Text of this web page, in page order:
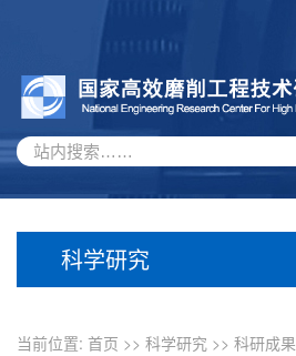
科学研究
当前位置: 首页 >> 科学研究 >> 科研成果